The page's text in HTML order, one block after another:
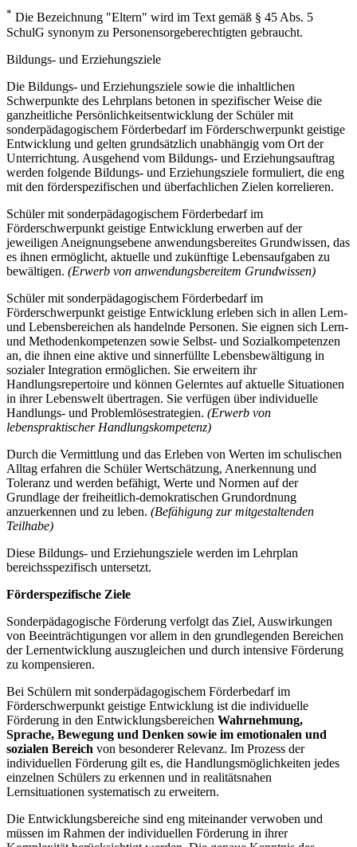
* Die Bezeichnung "Eltern" wird im Text gemäß § 45 Abs. 5
SchulG synonym zu Personensorgeberechtigten gebraucht.
Bildungs- und Erziehungsziele
Die Bildungs- und Erziehungsziele sowie die inhaltlichen
Schwerpunkte des Lehrplans betonen in spezifischer Weise die
ganzheitliche Persönlichkeitsentwicklung der Schüler mit
sonderpädagogischem Förderbedarf im Förderschwerpunkt geistige
Entwicklung und gelten grundsätzlich unabhängig vom Ort der
Unterrichtung. Ausgehend vom Bildungs- und Erziehungsauftrag
werden folgende Bildungs- und Erziehungsziele formuliert, die eng
mit den förderspezifischen und überfachlichen Zielen korrelieren.
Schüler mit sonderpädagogischem Förderbedarf im
Förderschwerpunkt geistige Entwicklung erwerben auf der
jeweiligen Aneignungsebene anwendungsbereites Grundwissen, das
es ihnen ermöglicht, aktuelle und zukünftige Lebensaufgaben zu
bewältigen. (Erwerb von anwendungsbereitem Grundwissen)
Schüler mit sonderpädagogischem Förderbedarf im
Förderschwerpunkt geistige Entwicklung erleben sich in allen Lern-
und Lebensbereichen als handelnde Personen. Sie eignen sich Lern-
und Methodenkompetenzen sowie Selbst- und Sozialkompetenzen
an, die ihnen eine aktive und sinnerfüllte Lebensbewältigung in
sozialer Integration ermöglichen. Sie erweitern ihr
Handlungsrepertoire und können Gelerntes auf aktuelle Situationen
in ihrer Lebenswelt übertragen. Sie verfügen über individuelle
Handlungs- und Problemlösestrategien. (Erwerb von
lebenspraktischer Handlungskompetenz)
Durch die Vermittlung und das Erleben von Werten im schulischen
Alltag erfahren die Schüler Wertschätzung, Anerkennung und
Toleranz und werden befähigt, Werte und Normen auf der
Grundlage der freiheitlich-demokratischen Grundordnung
anzuerkennen und zu leben. (Befähigung zur mitgestaltenden
Teilhabe)
Diese Bildungs- und Erziehungsziele werden im Lehrplan
bereichsspezifisch untersetzt.
Förderspezifische Ziele
Sonderpädagogische Förderung verfolgt das Ziel, Auswirkungen
von Beeinträchtigungen vor allem in den grundlegenden Bereichen
der Lernentwicklung auszugleichen und durch intensive Förderung
zu kompensieren.
Bei Schülern mit sonderpädagogischem Förderbedarf im
Förderschwerpunkt geistige Entwicklung ist die individuelle
Förderung in den Entwicklungsbereichen Wahrnehmung,
Sprache, Bewegung und Denken sowie im emotionalen und
sozialen Bereich von besonderer Relevanz. Im Prozess der
individuellen Förderung gilt es, die Handlungsmöglichkeiten jedes
einzelnen Schülers zu erkennen und in realitätsnahen
Lernsituationen systematisch zu erweitern.
Die Entwicklungsbereiche sind eng miteinander verwoben und
müssen im Rahmen der individuellen Förderung in ihrer